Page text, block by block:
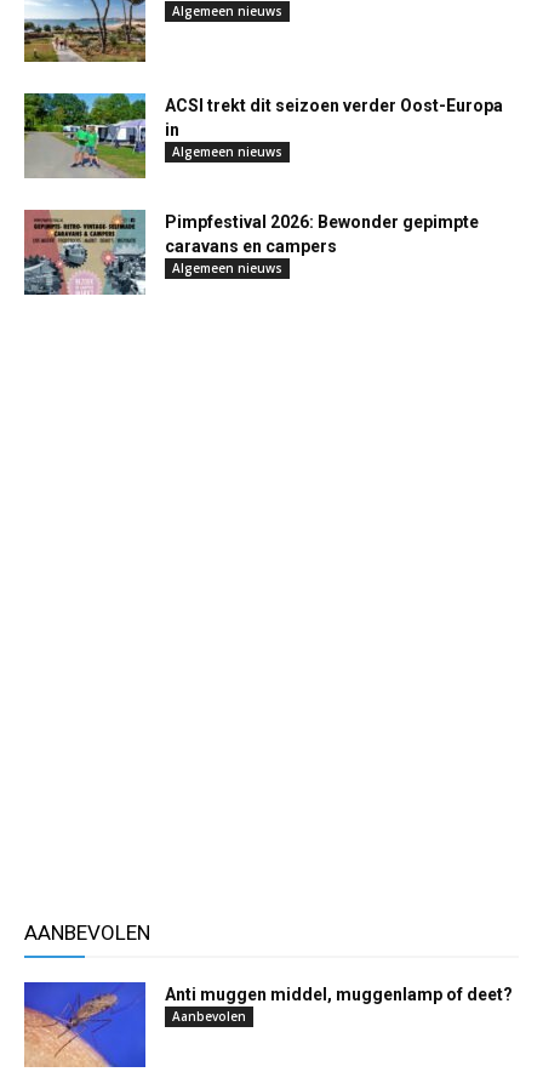
Algemeen nieuws
ACSI trekt dit seizoen verder Oost-Europa
in
Algemeen nieuws
Pimpfestival 2026: Bewonder gepimpte
caravans en campers
Algemeen nieuws
AANBEVOLEN
Anti muggen middel, muggenlamp of deet?
Aanbevolen